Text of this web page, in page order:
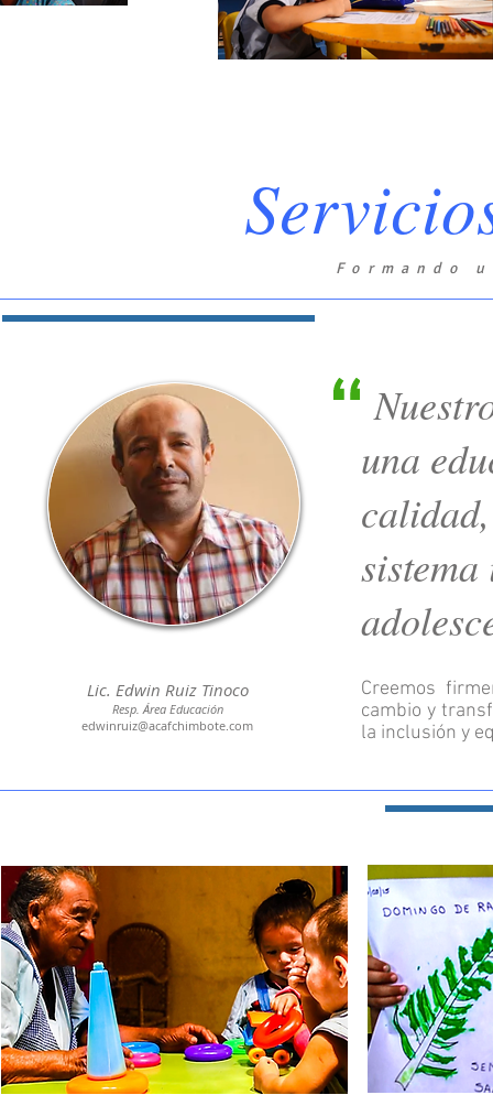
Creemos
cambio y
la inclusión y
Lic. Edwin Ruiz Tinoco
Resp. Área Educación
edwinruiz@acafchimbote.com
una
Formando
Más de